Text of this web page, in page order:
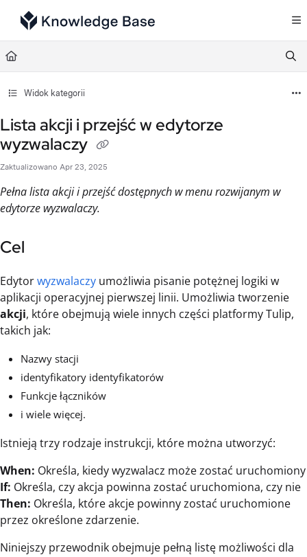
Documentation Index
Fetch the complete documentation index at:
Use this file to discover all available pages before exploring further.
Widok kategorii
Lista akcji i przejść w edytorze
wyzwalaczy
Zaktualizowano Apr 23, 2025
Pełna lista akcji i przejść dostępnych w menu rozwijanym w
edytorze wyzwalaczy.
Cel
Edytorwyzwalaczy umożliwia pisanie potężnej logiki w
aplikacji operacyjnej pierwszej linii. Umożliwia tworzenie
akcji, które obejmują wiele innych części platformy Tulip,
takich jak:
Nazwy stacji
identyfikatory identyfikatorów
Funkcje łączników
i wiele więcej.
Istnieją trzy rodzaje instrukcji, które można utworzyć:
When: Określa, kiedy wyzwalacz może zostać uruchomiony
If: Określa, czy akcja powinna zostać uruchomiona, czy nie
Then: Określa, które akcje powinny zostać uruchomione
przez określone zdarzenie.
Niniejszy przewodnik obejmuje pełną listę możliwości dla